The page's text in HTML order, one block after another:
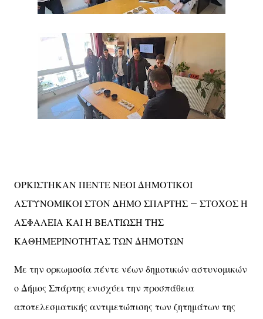
ΟΡΚΙΣΤΗΚΑΝ ΠΕΝΤΕ ΝΕΟΙ ΔΗΜΟΤΙΚΟΙ
ΑΣΤΥΝΟΜΙΚΟΙ ΣΤΟΝ ΔΗΜΟ ΣΠΑΡΤΗΣ – ΣΤΟΧΟΣ Η
ΑΣΦΑΛΕΙΑ ΚΑΙ Η ΒΕΛΤΙΩΣΗ ΤΗΣ
ΚΑΘΗΜΕΡΙΝΟΤΗΤΑΣ ΤΩΝ ΔΗΜΟΤΩΝ
Με την ορκωμοσία πέντε νέων δημοτικών αστυνομικών
ο Δήμος Σπάρτης ενισχύει την προσπάθεια
αποτελεσματικής αντιμετώπισης των ζητημάτων της